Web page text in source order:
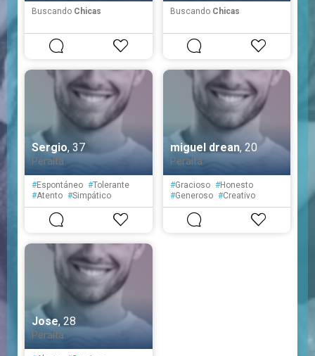
Buscando Chicas Buscando Chicas
Sergio, 37
Peralta
#Espontáneo #Tolerante
#Atento #Simpático
#Educado #Fiel
miguel drean, 20
Peralta
#Gracioso #Honesto
#Generoso #Creativo
#Reservado #Sensible
Paciente
Jose, 28
Peralta